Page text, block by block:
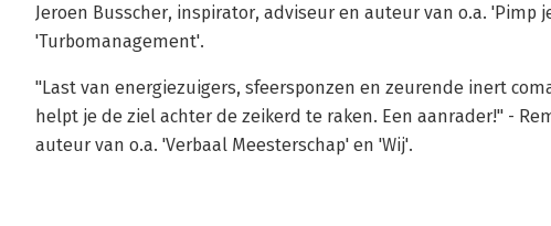
Jeroen Busscher, inspirator, adviseur en auteur van o.a. 'Pimp
'Turbomanagement'.
"Last van energiezuigers, sfeersponzen en zeurende inert
helpt je de ziel achter de zeikerd te raken. Een aanrader!" -
auteur van o.a. 'Verbaal Meesterschap' en 'Wij'.